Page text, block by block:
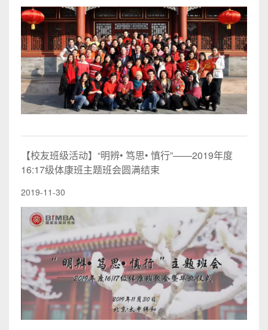
【校友班级活动】“明辨• 笃思• 慎行”——2019年度
16:17级体康班主题班会圆满结束
2019-11-30